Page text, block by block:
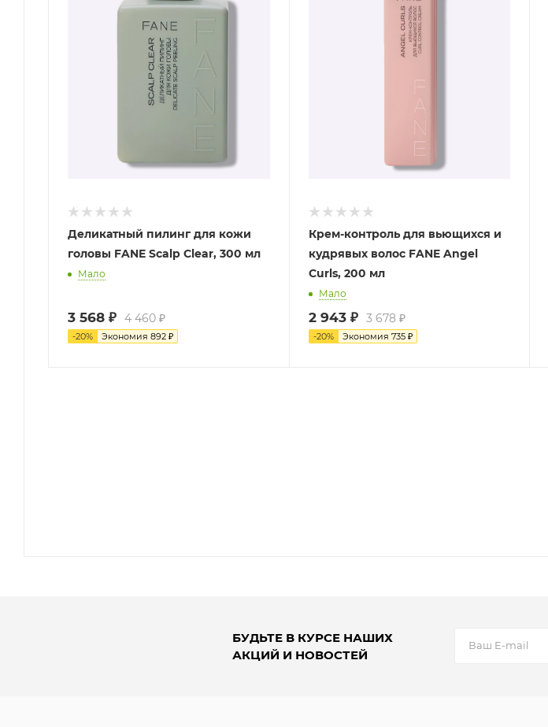
Деликатный пилинг для кожи
головы FANE Scalp Clear, 300 мл
Мало
3 568 ₽ 4 460 ₽
-20% Экономия 892 ₽
Крем-контроль для вьющихся и
кудрявых волос FANE Angel
Curls, 200 мл
Мало
2 943₽ 3 678 ₽
-20% Экономия 735₽
БУДЬТЕ В КУРСЕ НАШИХ
АКЦИЙ И НОВОСТЕЙ